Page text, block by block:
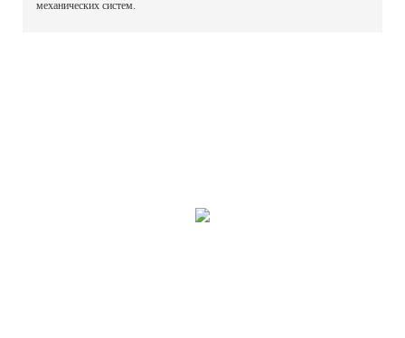
механических систем.